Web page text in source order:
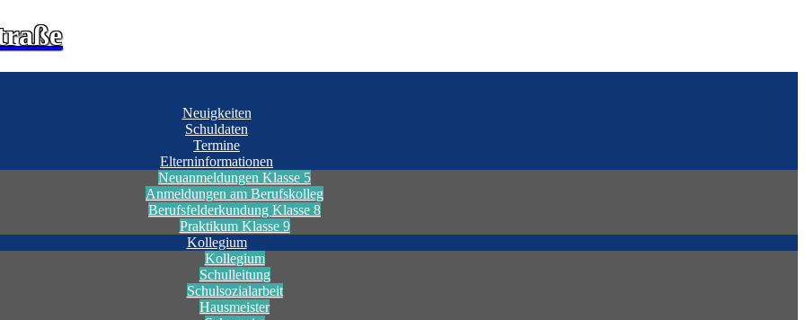
Neuigkeiten
Schuldaten
Termine
Elterninformationen
Neuanmeldungen Klasse 5
Anmeldungen am Berufskolleg
Berufsfelderkundung Klasse 8
Praktikum Klasse 9
Kollegium
Kollegium
Schulleitung
Schulsozialarbeit
Hausmeister